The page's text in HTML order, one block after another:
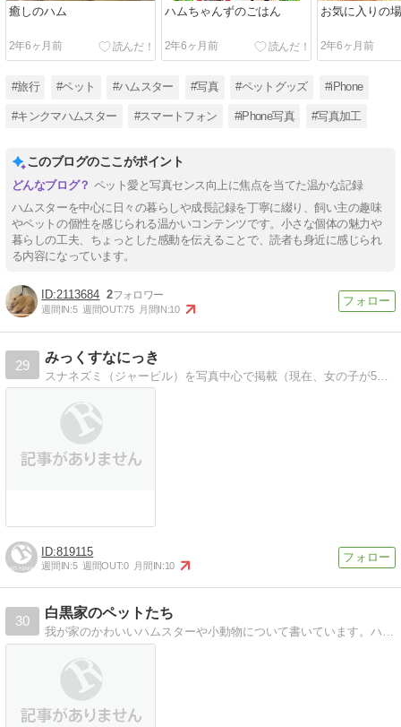
癒しのハム
2年6ヶ月前
ハムちゃんずのごはん
2年6ヶ月前
お気に入りの
2年6ヶ月前
#旅行 #ペット #ハムスター #写真 #ペットグッズ #iPhone
#キンクマハムスター #スマートフォン #iPhone写真 #写真加工
このブログのここがポイント
ペット愛と写真センス向上に焦点を当てた温かな記録
ハムスターを中心に日々の暮らしや成長記録を丁寧に綴り、飼い主の趣味
やペットの個性を感じられる温かいコンテンツです。小さな個体の魅力や
暮らしの工夫、ちょっとした感動を伝えることで、読者も身近に感じられ
る内容になっています。
2113684 2
週間IN:5 週間OUT:75 月間IN:10
29
みっくすなにっき
スナネズミ（ジャービル）を写真中心で掲載（現在、女の子が5匹います）
819115
週間IN:5 週間OUT:0 月間IN:10
30
白黒家のペットたち
我が家のかわいいハムスターや小動物について書いています。ハムスターが大好きです！たまにカフェ、旅行、ラーメンつけ麺など……。別でゲームブログも書いています。